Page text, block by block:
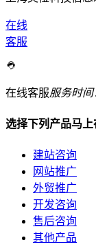
在线
客服
在线客服服务时间
选择下列产品马上
建站咨询
网站推广
外贸推广
开发咨询
售后咨询
其他产品